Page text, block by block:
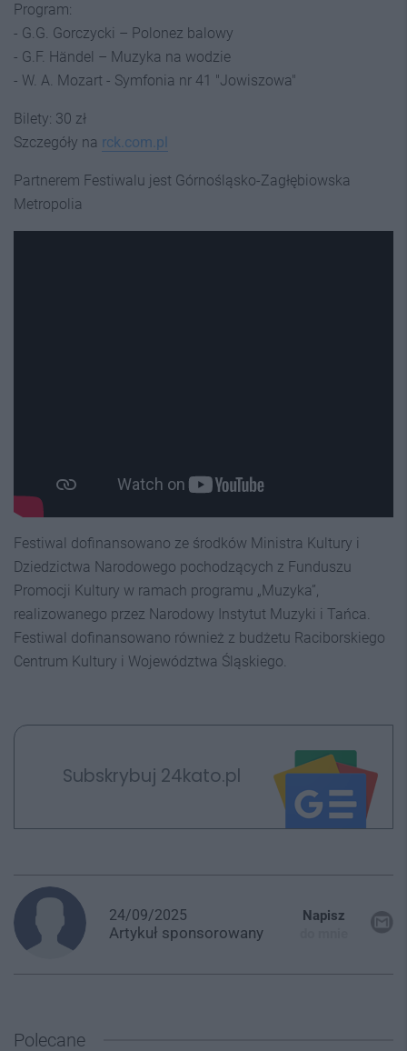
Program:
- G.G. Gorczycki – Polonez balowy
- G.F. Händel – Muzyka na wodzie
- W. A. Mozart - Symfonia nr 41 "Jowiszowa"
Bilety: 30 zł
Szczegóły na rck.com.pl
Partnerem Festiwalu jest Górnośląsko-Zagłębiowska
Metropolia
Festiwal dofinansowano ze środków Ministra Kultury i
Dziedzictwa Narodowego pochodzących z Funduszu
Promocji Kultury w ramach programu „Muzyka”,
realizowanego przez Narodowy Instytut Muzyki i Tańca.
Festiwal dofinansowano również z budżetu Raciborskiego
Centrum Kultury i Województwa Śląskiego.
Subskrybuj 24kato.pl
24/09/2025
Artykuł sponsorowany
Napisz
Polecane